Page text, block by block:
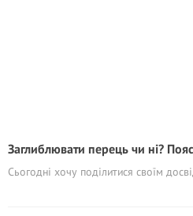
Заглиблювати перець чи ні?
Сьогодні хочу поділитися своїм